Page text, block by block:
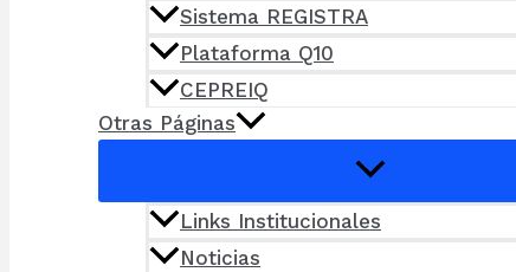
Sistema REGISTRA
Plataforma Q10
CEPREIQ
Otras Páginas
Links Institucionales
Noticias